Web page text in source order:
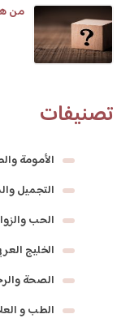
من
تصنيفات
الأمومة
التجميل
الحب
الخليج
الصحة
الطب و